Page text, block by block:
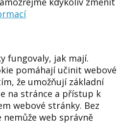
fungovaly, jak mají.
pomáhají učinit webové
že umožňují základní
na stránce a přístup k
webové stránky. Bez
web správně